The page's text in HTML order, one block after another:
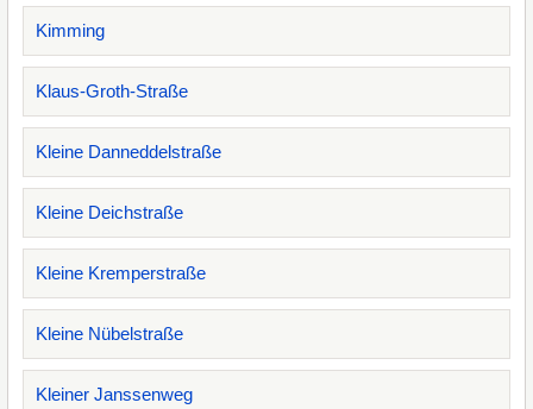
Kimming
Klaus-Groth-Straße
Kleine Danneddelstraße
Kleine Deichstraße
Kleine Kremperstraße
Kleine Nübelstraße
Kleiner Janssenweg